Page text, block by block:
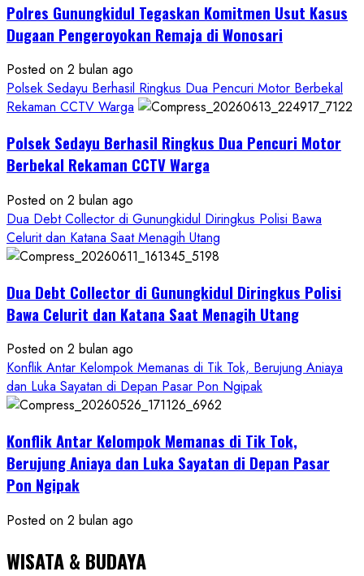
Pelecehan
Seksual:
DIY
Terbitkan
DPO
Asal
Gunungkidul
Polres Gunungkidul Tegaskan Komitmen Usut Kasus
Dugaan Pengeroyokan Remaja di Wonosari
Posted on 2 bulan ago
Polsek Sedayu Berhasil Ringkus Dua Pencuri Motor Berbekal
Rekaman CCTV Warga
Polsek Sedayu Berhasil Ringkus Dua Pencuri Motor
Berbekal Rekaman CCTV Warga
Posted on 2 bulan ago
Dua Debt Collector di Gunungkidul Diringkus Polisi Bawa
Celurit dan Katana Saat Menagih Utang
Dua Debt Collector di Gunungkidul Diringkus Polisi
Bawa Celurit dan Katana Saat Menagih Utang
Posted on 2 bulan ago
Konflik Antar Kelompok Memanas di Tik Tok, Berujung Aniaya
dan Luka Sayatan di Depan Pasar Pon Ngipak
Konflik Antar Kelompok Memanas di Tik Tok,
Berujung Aniaya dan Luka Sayatan di Depan Pasar
Pon Ngipak
Posted on 2 bulan ago
WISATA & BUDAYA